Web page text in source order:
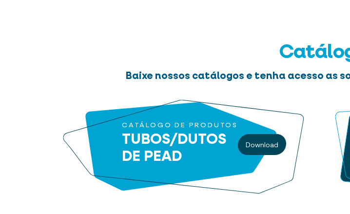
Baixe nossos catálogos e tenha acesso as
CATÁLOGO DE PRODUTOS
TUBOS/DUTOS
DE PEAD
Download